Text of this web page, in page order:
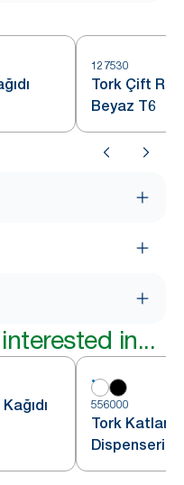
127530
Tork Çift
Beyaz T6
in...
556000
Tork
Dispenseri